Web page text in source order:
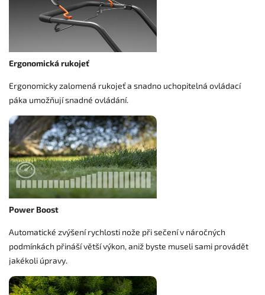
Ergonomická rukojeť
Ergonomicky zalomená rukojeť a snadno uchopitelná ovládací
páka umožňují snadné ovládání.
Power Boost
Automatické zvýšení rychlosti nože při sečení v náročných
podmínkách přináší větší výkon, aniž byste museli sami provádět
jakékoli úpravy.